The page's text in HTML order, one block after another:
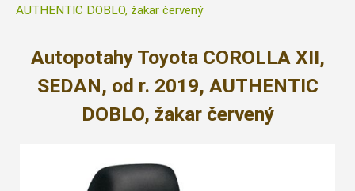
AUTHENTIC DOBLO, žakar červený
Autopotahy Toyota COROLLA XII,
SEDAN, od r. 2019, AUTHENTIC
DOBLO, žakar červený